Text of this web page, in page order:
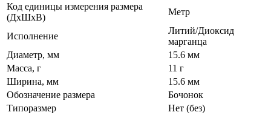
Код единицы измерения размера
(ДхШхВ)
Метр
Исполнение
Литий/Диоксид
марганца
Диаметр, мм
15.6 мм
Масса, г
11 г
Ширина, мм
15.6 мм
Обозначение размера
Бочонок
Типоразмер
Нет (без)